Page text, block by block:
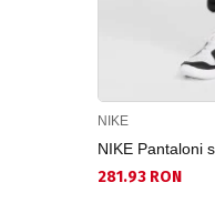
NIKE
NIKE Pantaloni
281.93 RON